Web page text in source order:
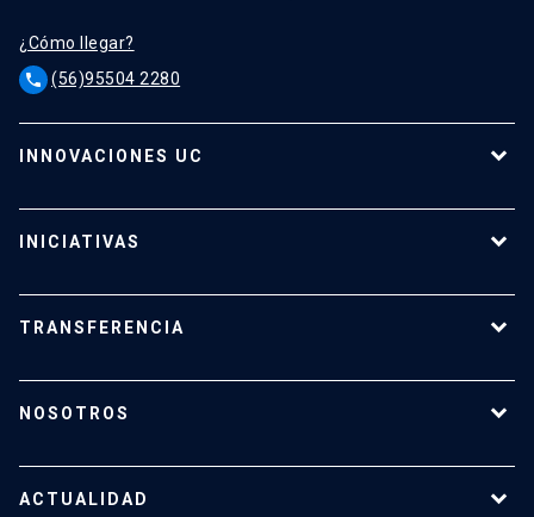
¿Cómo llegar?
phone (56)95504 2280
INNOVACIONES UC
Oferta para empresas
INICIATIVAS
Apoyo a investigadores
TRANSFERENCIA
¿Cómo proteger mi investigación?
NOSOTROS
Nuestro equipo
ACTUALIDAD